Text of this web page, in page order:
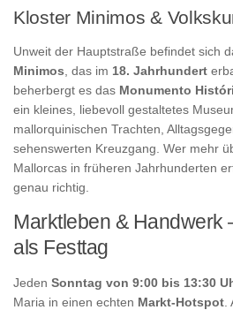
Kloster Minimos &
Unweit der Hauptstraße befindet sich
Minimos , das im 18. Jahrhundert
beherbergt es das Monumento
ein kleines, liebevoll gestaltetes
mallorquinischen Trachten,
sehenswerten Kreuzgang. Wer mehr
Mallorcas in früheren Jahrhunderten
genau richtig.
Marktleben & Handwerk
als Festtag
Jeden Sonntag von 9:00 bis 13:30
Maria in einen echten Markt-Hotspot